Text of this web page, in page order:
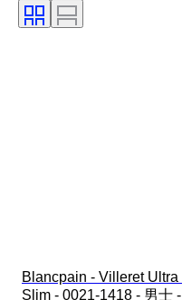
Blancpain - Villeret Ultra
Slim - 0021-1418 - 男士 -